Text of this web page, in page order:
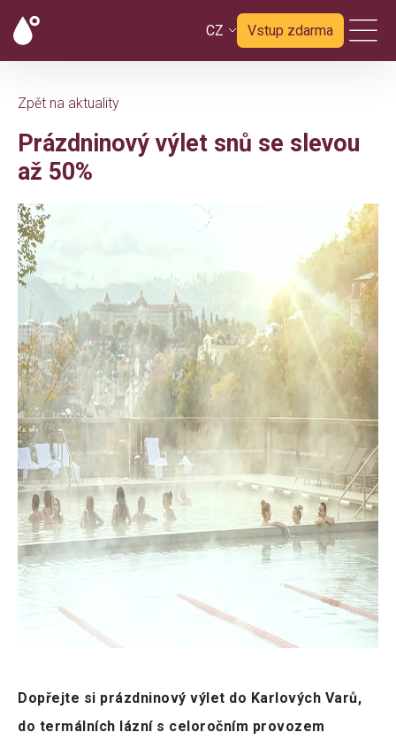
CZ Vstup zdarma
Zpět na aktuality
Prázdninový výlet snů se slevou
až 50%
Dopřejte si prázdninový výlet do Karlových Varů,
do termálních lázní s celoročním provozem